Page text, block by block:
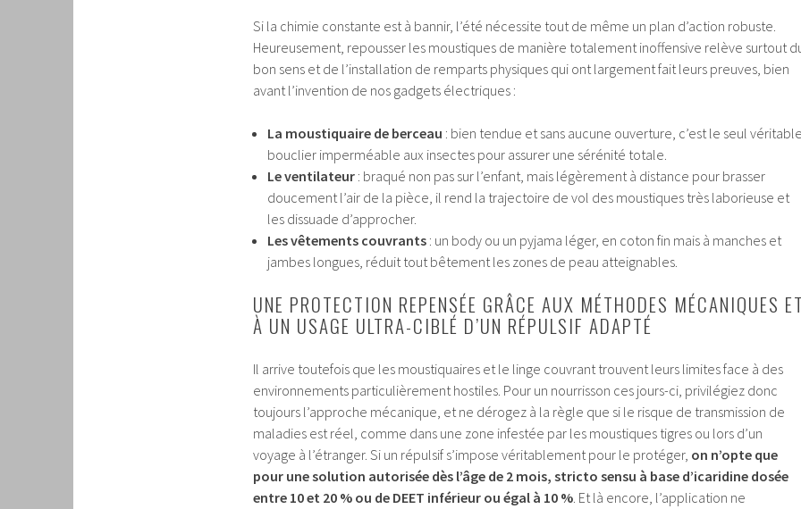
Si la chimie constante est à bannir, l’été nécessite tout de même un plan d’action robuste.
Heureusement, repousser les moustiques de manière totalement inoffensive relève surtout
bon sens et de l’installation de remparts physiques qui ont largement fait leurs preuves, bien
avant l’invention de nos gadgets électriques :
La moustiquaire de berceau : bien tendue et sans aucune ouverture, c’est le seul
bouclier imperméable aux insectes pour assurer une sérénité totale.
Le ventilateur : braqué non pas sur l’enfant, mais légèrement à distance pour brasser
doucement l’air de la pièce, il rend la trajectoire de vol des moustiques très laborieuse et
les dissuade d’approcher.
Les vêtements couvrants : un body ou un pyjama léger, en coton fin mais à manches et
jambes longues, réduit tout bêtement les zones de peau atteignables.
UNE PROTECTION REPENSÉE GRÂCE AUX MÉTHODES MÉCANIQUES
À UN USAGE ULTRA-CIBLÉ D’UN RÉPULSIF ADAPTÉ
Il arrive toutefois que les moustiquaires et le linge couvrant trouvent leurs limites face à des
environnements particulièrement hostiles. Pour un nourrisson ces jours-ci, privilégiez donc
toujours l’approche mécanique, et ne dérogez à la règle que si le risque de transmission de
maladies est réel, comme dans une zone infestée par les moustiques tigres ou lors d’un
voyage à l’étranger. Si un répulsif s’impose véritablement pour le protéger, on n’opte que
pour une solution autorisée dès l’âge de 2 mois, stricto sensu à base d’icaridine dosée
entre 10 et 20 % ou de DEET inférieur ou égal à 10 %. Et là encore, l’application ne